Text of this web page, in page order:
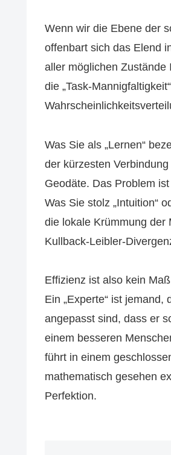
Wenn wir die Ebene der
offenbart sich das Elend
aller möglichen
die „Task-
Was Sie als „Lernen“
der kürzesten
Geodäte. Das Problem
Was Sie stolz „Intuition“
die lokale Krümmung der
Kullback-Leibler-
Effizienz ist also kein
Ein „Experte“ ist
angepasst sind, dass er
einem besseren
führt in einem
mathematisch gesehen
Perfektion.